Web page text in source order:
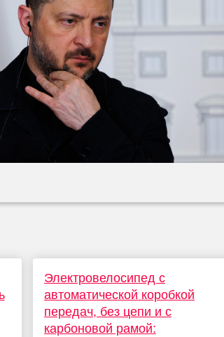
Электровелосипед с
автоматической коробкой
передач, без цепи и с
карбоновой рамой: